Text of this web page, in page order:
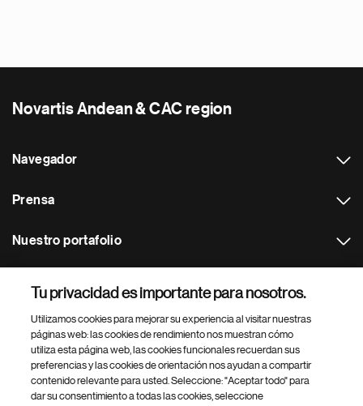
Novartis Andean & CAC region
Navegador
Prensa
Nuestro portafolio
Footer Site Search
Tu privacidad es importante para nosotros.
Utilizamos cookies para mejorar su experiencia al visitar nuestras
páginas web: las cookies de rendimiento nos muestran cómo
utiliza esta página web, las cookies funcionales recuerdan sus
preferencias y las cookies de orientación nos ayudan a compartir
contenido relevante para usted. Seleccione: "Aceptar todo" para
dar su consentimiento a todas las cookies, seleccione